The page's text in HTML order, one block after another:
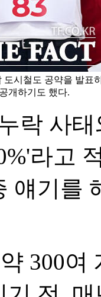
시철도 공약을 발표
개하기도 했다.
락 사
라고
얘기를
300여